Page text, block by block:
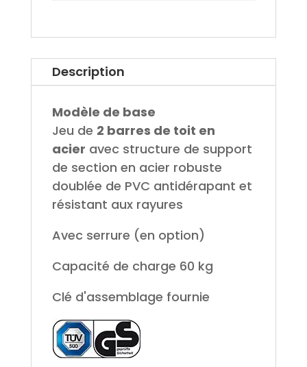
Description
Modèle de base
Jeu de 2 barres de toit en
acier avec structure de support
de section en acier robuste
doublée de PVC antidérapant et
résistant aux rayures
Avec serrure (en option)
Capacité de charge 60 kg
Clé d'assemblage fournie